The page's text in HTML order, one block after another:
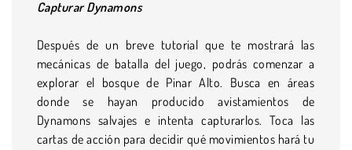
Capturar Dynamons
Después de un breve tutorial que te mostrará las
mecánicas de batalla del juego, podrás comenzar a
explorar el bosque de Pinar Alto. Busca en áreas
donde se hayan producido avistamientos de
Dynamons salvajes e intenta capturarlos. Toca las
cartas de acción para decidir qué movimientos hará tu